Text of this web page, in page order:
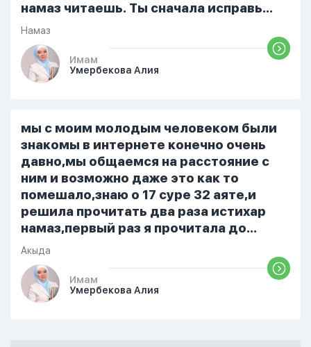
намаз читаешь. Ты сначала исправь
себя. После этого я не вставала на
намаз и не видела жайнамаз. Я просто
уже так не могу читать, смотреть . Дуа
я делаю скрытно если делаю дома. Я
От родных же людей.
Намаз
Имам
Умербекова Алия
мы с моим молодым человеком были
знакомы в интернете конечно очень
давно,мы общаемся на расстояние с
ним и возможно даже это как то
помешало,знаю о 17 суре 32 аяте,и
решила прочитать два раза истихар
намаз,первый раз я прочитала до
«Аср» намаза и сначала было
тревожно,позже стало спокойно и в
голову начали лезть только хорошие
мысли,во второй раз когда я решила в
Акыда
Имам
Умербекова Алия